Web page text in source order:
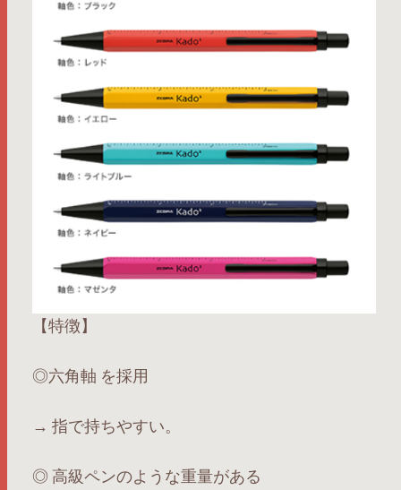
【特徴】
◎六角軸 を採用
→ 指で持ちやすい。
◎ 高級ペンのような重量がある